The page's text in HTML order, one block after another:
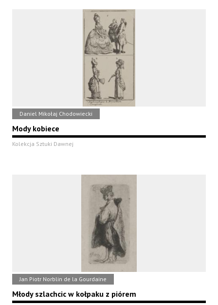
Daniel Mikołaj Chodowiecki
Mody kobiece
Kolekcja Sztuki Dawnej
Jan Piotr Norblin de la Gourdaine
Młody szlachcic w kołpaku z piórem